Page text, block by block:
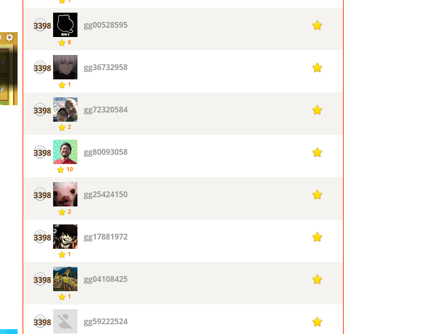
3398
8
gg00528595 1
3398
1
gg36732958 1
3398
2
gg72320584 1
3398
10
gg80093058 1
3398
2
gg25424150 1
3398
1
gg17881972 1
3398
1
gg04108425 1
3398 gg59222524 1